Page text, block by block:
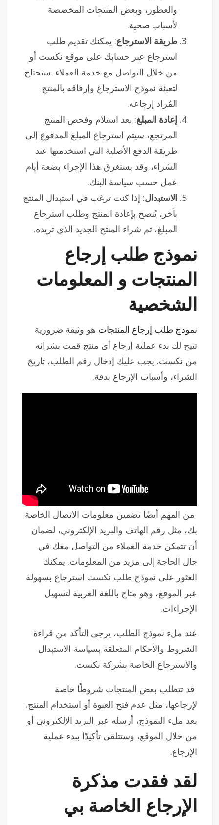
والعطور، وبعض المنتجات المخصصة
لأسباب صحية.
طريقة الاسترجاع: يمكنك تقديم طلب
استرجاع عبر حسابك على موقع نكست أو
من خلال التواصل مع خدمة العملاء. ستحتاج
لتعبئة نموذج الاسترجاع وإرفاقه بالمنتج
المُراد إرجاعه.
إعادة المبلغ: بعد استلام وفحص المنتج
المرتجع، سيتم استرجاع المبلغ المدفوع إلى
طريقة الدفع الأصلية التي استخدمتها عند
الشراء، وقد يستغرق هذا الإجراء بضعة أيام
عمل حسب سياسة البنك.
الاستبدال: إذا كنت ترغب في استبدال المنتج
بآخر، يُنصح بإعادة المنتج وطلب استرجاع
المبلغ، ثم شراء المنتج الجديد الذي تريده.
نموذج طلب إرجاع
المنتجات و المعلومات
الشخصية
نموذج طلب إرجاع المنتجات هو وثيقة ضرورية
تتيح لك بدء عملية إرجاع أي منتج قمت بشرائه
من نكست. يجب عليك إدخال رقم الطلب، تاريخ
الشراء، وأسباب الإرجاع بدقة.
من المهم أيضًا تضمين معلومات الاتصال الخاصة
بك، مثل رقم الهاتف والبريد الإلكتروني، لضمان
أن تتمكن خدمة العملاء من التواصل معك في
حال الحاجة إلى مزيد من المعلومات. يمكنك
العثور على نموذج طلب نكست استرجاع بسهولة
عبر الموقع، وهو متاح باللغة العربية لتسهيل
الإجراءات.
عند ملء نموذج الطلب، يرجى التأكد من قراءة
الشروط والأحكام المتعلقة بسياسة الاستبدال
والاسترجاع الخاصة بشركة نكست.
قد تتطلب بعض المنتجات شروطًا خاصة
لإرجاعها، مثل عدم فتح العبوة أو استخدام المنتج.
بعد ملء النموذج، أرسله عبر البريد الإلكتروني أو
من خلال الموقع، وستتلقى تأكيدًا ببدء عملية
الإرجاع.
لقد فقدت مذكرة
الإرجاع الخاصة بي